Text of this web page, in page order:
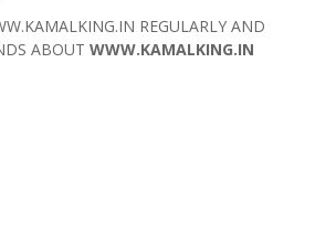
REGULARLY AND
ABOUT WWW.KAMALKING.IN